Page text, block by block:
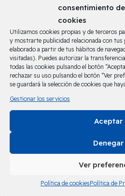
consentimiento
cookies
Utilizamos cookies propias y de terceros
y mostrarte publicidad relacionada con tus
elaborado a partir de tus hábitos de
visitadas). Puedes autorizar la
todas las cookies pulsando el botón
rechazar su uso pulsando el botón “Ver
se guardará la selección de cookies que
Gestionar los servicios
Aceptar
Denegar
Ver
Política de cookiesPolítica de
Comunidad de